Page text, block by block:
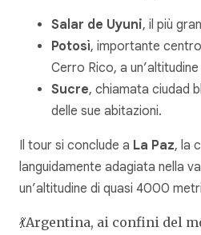
Salar de Uyuni, il più
Potosì, importante
Cerro Rico, a
Sucre, chiamata ciudad
delle sue abitazioni.
Il tour si conclude a La Paz, la
languidamente adagiata nella
un’altitudine di quasi 4000
💃Argentina, ai confini del